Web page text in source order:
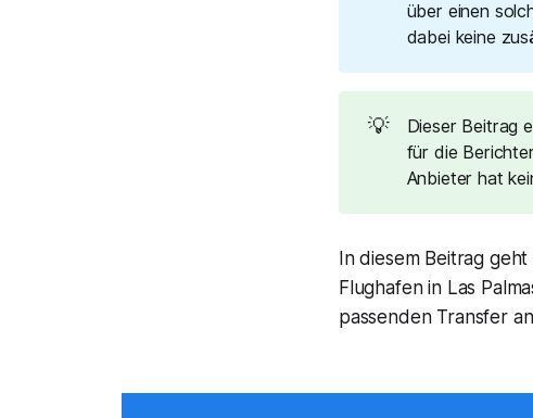
über einen
dabei keine
💡 Dieser Beitrag
für die
Anbieter hat
In diesem Beitrag
Flughafen in Las
passenden Transfer